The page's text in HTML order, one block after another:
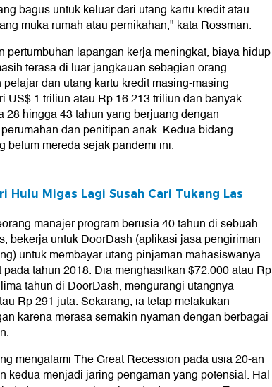
bagus untuk keluar dari utang kartu kredit atau
muka rumah atau pernikahan," kata Rossman.
pertumbuhan lapangan kerja meningkat, biaya hidup
terasa di luar jangkauan sebagian orang
dan utang kartu kredit masing-masing
US$ 1 triliun atau Rp 16.213 triliun dan banyak
28 hingga 43 tahun yang berjuang dengan
dan penitipan anak. Kedua bidang
belum mereda sejak pandemi ini.
Hulu Migas Lagi Susah Cari Tukang Las
manajer program berusia 40 tahun di sebuah
bekerja untuk DoorDash (aplikasi jasa pengiriman
untuk membayar utang pinjaman mahasiswanya
tahun 2018. Dia menghasilkan $72.000 atau Rp
tahun di DoorDash, mengurangi utangnya
Rp 291 juta. Sekarang, ia tetap melakukan
karena merasa semakin nyaman dengan berbagai
mengalami The Great Recession pada usia 20-an
kedua menjadi jaring pengaman yang potensial. Hal